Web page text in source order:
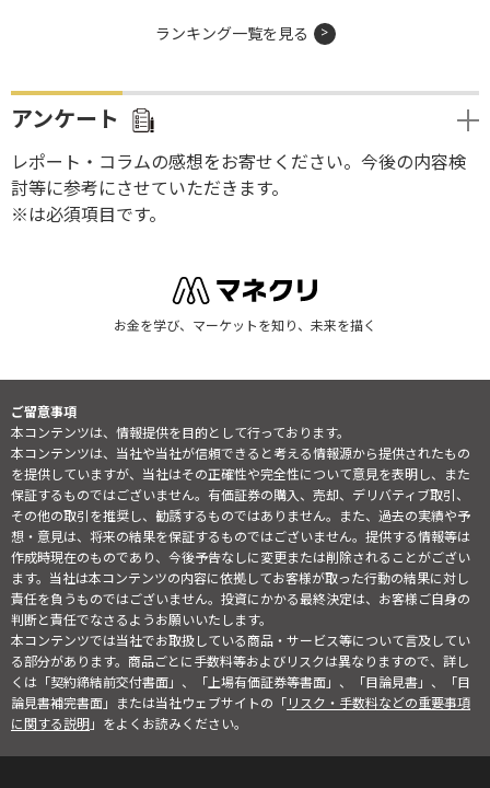
ランキング一覧を見る
アンケート
レポート・コラムの感想をお寄せください。今後の内容検
討等に参考にさせていただきます。
※は必須項目です。
お金を学び、マーケットを知り、未来を描く
ご留意事項
本コンテンツは、情報提供を目的として行っております。
本コンテンツは、当社や当社が信頼できると考える情報源から提供されたもの
を提供していますが、当社はその正確性や完全性について意見を表明し、また
保証するものではございません。有価証券の購入、売却、デリバティブ取引、
その他の取引を推奨し、勧誘するものではありません。また、過去の実績や予
想・意見は、将来の結果を保証するものではございません。提供する情報等は
作成時現在のものであり、今後予告なしに変更または削除されることがござい
ます。当社は本コンテンツの内容に依拠してお客様が取った行動の結果に対し
責任を負うものではございません。投資にかかる最終決定は、お客様ご自身の
判断と責任でなさるようお願いいたします。
本コンテンツでは当社でお取扱している商品・サービス等について言及してい
る部分があります。商品ごとに手数料等およびリスクは異なりますので、詳し
くは「契約締結前交付書面」、「上場有価証券等書面」、「目論見書」、「目
論見書補完書面」または当社ウェブサイトの「リスク・手数料などの重要事項
に関する説明」をよくお読みください。